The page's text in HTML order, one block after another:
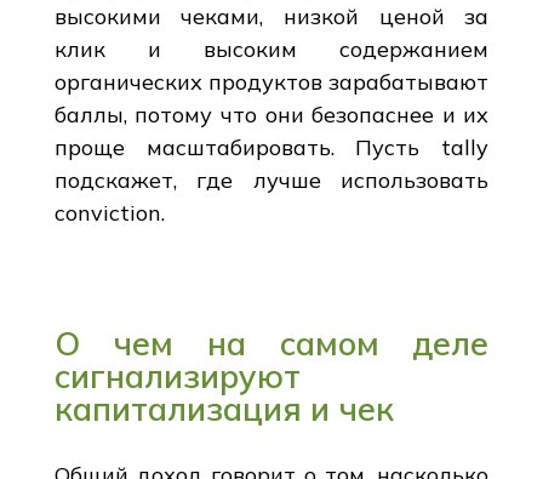
высокими чеками, низкой ценой за
клик и высоким содержанием
органических продуктов зарабатывают
баллы, потому что они безопаснее и их
проще масштабировать. Пусть tally
подскажет, где лучше использовать
conviction.
О чем на самом деле
сигнализируют
капитализация и чек